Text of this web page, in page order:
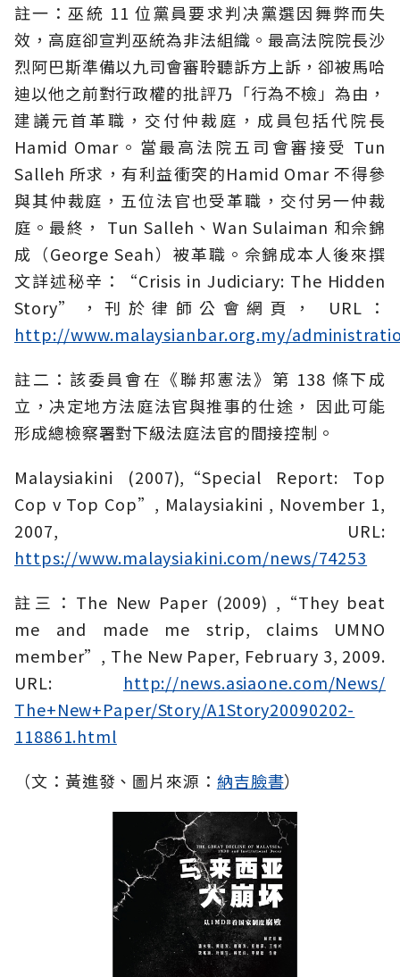
註一：巫統 11 位黨員要求判决黨選因舞弊而失
效，高庭卻宣判巫統為非法組織。最高法院院長沙
烈阿巴斯準備以九司會審聆聽訴方上訴，卻被馬哈
迪以他之前對行政權的批評乃「行為不檢」為由，
建議元首革職，交付仲裁庭，成員包括代院長
Hamid Omar。當最高法院五司會審接受 Tun
Salleh 所求，有利益衝突的Hamid Omar 不得參
與其仲裁庭，五位法官也受革職，交付另一仲裁
庭。最終， Tun Salleh、Wan Sulaiman 和佘錦
成（George Seah）被革職。佘錦成本人後來撰
文詳述秘辛：“Crisis in Judiciary: The Hidden
Story”，刊於律師公會網頁， URL：
http://www.malaysianbar.org.my/
註二：該委員會在《聯邦憲法》第 138 條下成
立，决定地方法庭法官與推事的仕途， 因此可能
形成總檢察署對下級法庭法官的間接控制。
Malaysiakini (2007),“Special Report: Top
Cop v Top Cop”, Malaysiakini , November 1,
2007, URL:
https://www.malaysiakini.com/news/74253
註三：The New Paper (2009) ,“They beat
me and made me strip, claims UMNO
member”, The New Paper, February 3, 2009.
URL: http://news.asiaone.com/News/
The+New+Paper/Story/A1Story20090202-
118861.html
（文：黃進發、圖片來源： 納吉臉書）